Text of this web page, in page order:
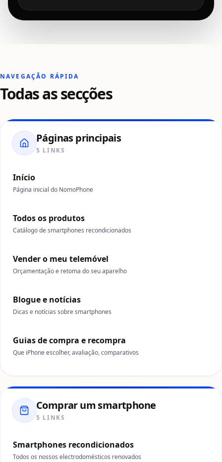
NAVEGAÇÃO RÁPIDA
Todas as secções
Páginas principais
5 LINKS
Início
Página inicial do NomoPhone
Todos os produtos
Catálogo de smartphones recondicionados
Vender o meu telemóvel
Orçamentação e retoma do seu aparelho
Blogue e notícias
Dicas e notícias sobre smartphones
Guias de compra e recompra
Que iPhone escolher, avaliação, comparativos
Comprar um smartphone
5 LINKS
Smartphones recondicionados
Todos os nossos electrodomésticos renovados